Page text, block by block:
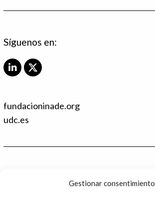
Gestionar consentimiento
Síguenos en:
L
e
d
X
t
fundacioninade.org
udc.es